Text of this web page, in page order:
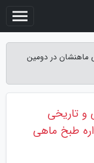
ماهنشان در دومین
و تاریخی
طبخ ماهی